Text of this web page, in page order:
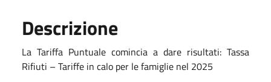
Descrizione
La Tariffa Puntuale comincia a dare risultati: Tassa
Rifiuti – Tariffe in calo per le famiglie nel 2025